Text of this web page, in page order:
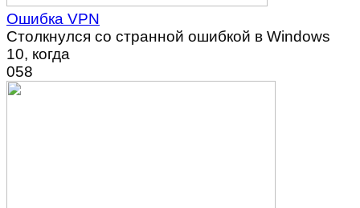
Ошибка VPN
Столкнулся со странной ошибкой в Windows
10, когда
058